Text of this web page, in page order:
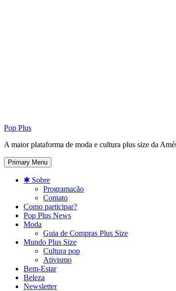
Pop Plus
A maior plataforma de moda e cultura plus size da
Primary Menu
✱ Sobre
Programação
Contato
Como participar?
Pop Plus News
Moda
Guia de Compras Plus Size
Mundo Plus Size
Cultura pop
Ativismo
Bem-Estar
Beleza
Newsletter